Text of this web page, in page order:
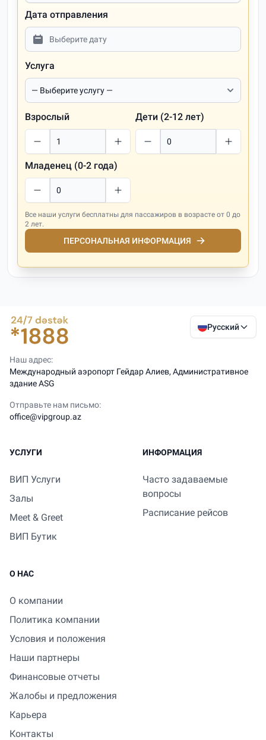
Дата отправления
Услуга
Взрослый Дети (2-12 лет)
Младенец (0-2 года)
Все наши услуги бесплатны для пассажиров в возрасте от 0 до
2 лет.
ПЕРСОНАЛЬНАЯ ИНФОРМАЦИЯ
Русский
Наш адрес:
Международный аэропорт Гейдар Алиев, Административное
здание ASG
Отправьте нам письмо:
office@vipgroup.az
УСЛУГИ
ВИП Услуги
Залы
Meet & Greet
ВИП Бутик
ИНФОРМАЦИЯ
Часто задаваемые
вопросы
Расписание рейсов
О НАС
О компании
Политика компании
Условия и положения
Наши партнеры
Финансовые отчеты
Жалобы и предложения
Карьера
Контакты